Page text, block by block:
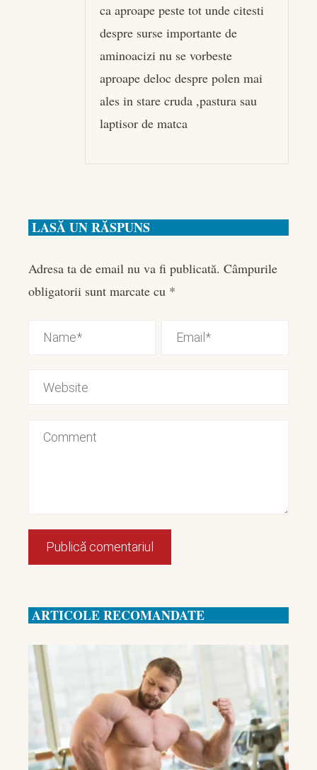
ca aproape peste tot unde citesti
despre surse importante de
aminoacizi nu se vorbeste
aproape deloc despre polen mai
ales in stare cruda ,pastura sau
laptisor de matca
LASĂ UN RĂSPUNS
Adresa ta de email nu va fi publicată. Câmpurile
obligatorii sunt marcate cu *
ARTICOLE RECOMANDATE